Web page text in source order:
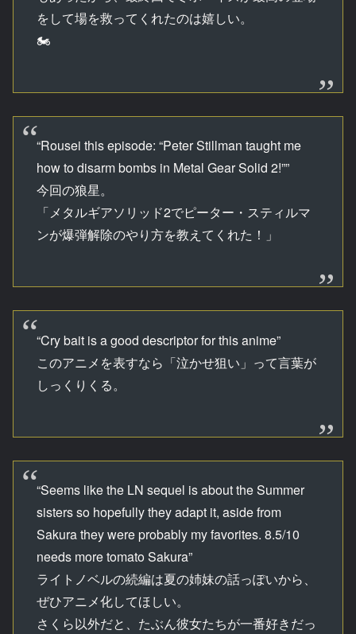
をして場を救ってくれたのは嬉しい。
🏍
“Rousei this episode: “Peter Stillman taught me
how to disarm bombs in Metal Gear Solid 2!””
今回の狼星。
「メタルギアソリッド2でピーター・スティルマ
ンが爆弾解除のやり方を教えてくれた！」
“Cry bait is a good descriptor for this anime”
このアニメを表すなら「泣かせ狙い」って言葉が
しっくりくる。
“Seems like the LN sequel is about the Summer
sisters so hopefully they adapt it, aside from
Sakura they were probably my favorites. 8.5/10
needs more tomato Sakura”
ライトノベルの続編は夏の姉妹の話っぽいから、
ぜひアニメ化してほしい。
さくら以外だと、たぶん彼女たちが一番好きだっ